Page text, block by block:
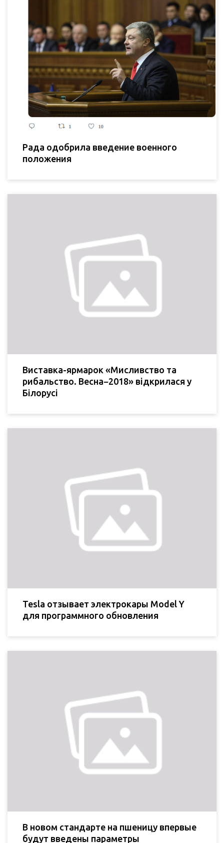
Рада одобрила введение военного
положения
Виставка-ярмарок «Мисливство та
рибальство. Весна−2018» відкрилася у
Білорусі
Tesla отзывает электрокары Model Y
для программного обновления
В новом стандарте на пшеницу впервые
будут введены параметры